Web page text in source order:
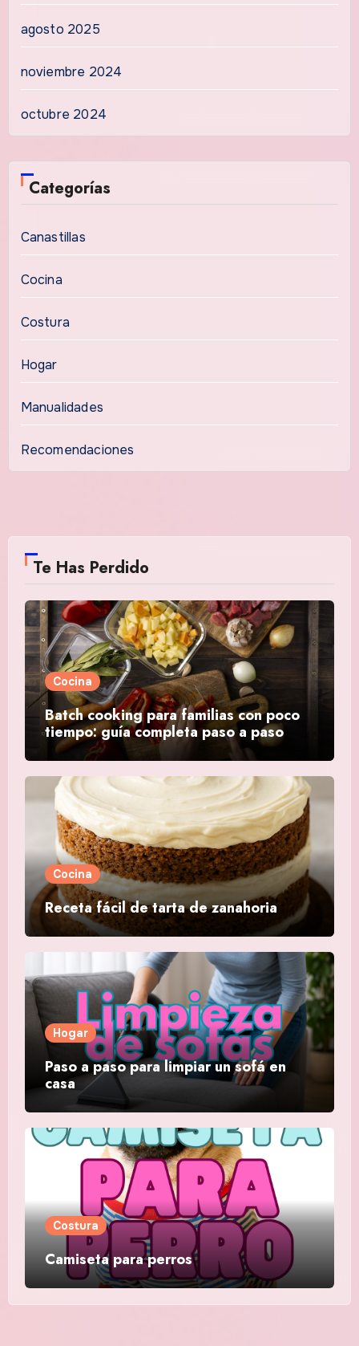
agosto 2025
noviembre 2024
octubre 2024
Categorías
Canastillas
Cocina
Costura
Hogar
Manualidades
Recomendaciones
Te Has Perdido
Cocina
Batch cooking para familias con poco
tiempo: guía completa paso a paso
Cocina
Receta fácil de tarta de zanahoria
Hogar
Paso a paso para limpiar un sofá en
casa
Costura
Camiseta para perros